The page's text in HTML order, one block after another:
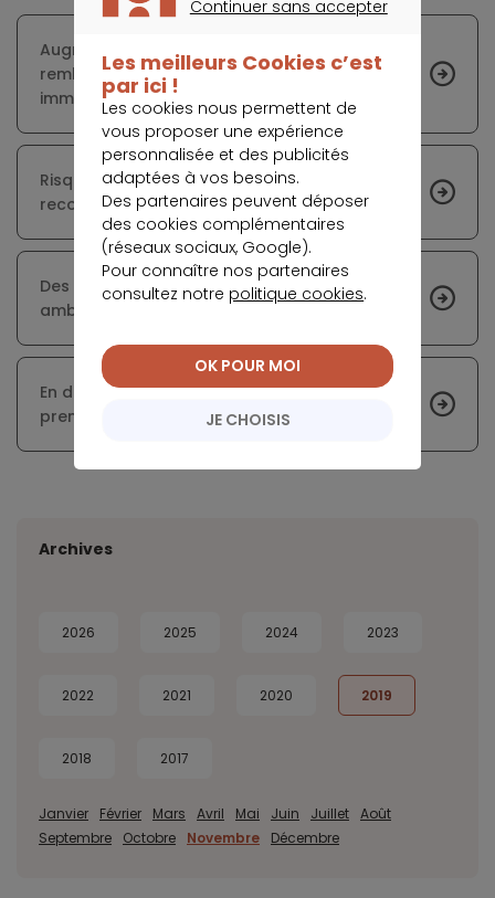
Augmentation du capital et de la durée de
remboursement pour les acheteurs
immobiliers
Risques relatifs aux prêts immobiliers : le HCSF
recommande la prudence
Des logements à prix cassé : l’objectif
ambitieux de la mairie de Paris
En deux décennies, l’âge moyen pour un
premier achat immobilier a reculé à Paris
Archives
2026 2025 2024 2023
2022 2021 2020 2019
2018 2017
Janvier Février Mars Avril Mai Juin Juillet Août
Septembre
Octobre Novembre Décembre
Continuer sans accepter
Les meilleurs Cookies c’est
par ici !
Les cookies nous permettent de
vous proposer une expérience
personnalisée et des publicités
adaptées à vos besoins.
Des partenaires peuvent déposer
des cookies complémentaires
(réseaux sociaux, Google).
Pour connaître nos partenaires
consultez notre politique cookies.
JE CHOISIS
OK POUR MOI